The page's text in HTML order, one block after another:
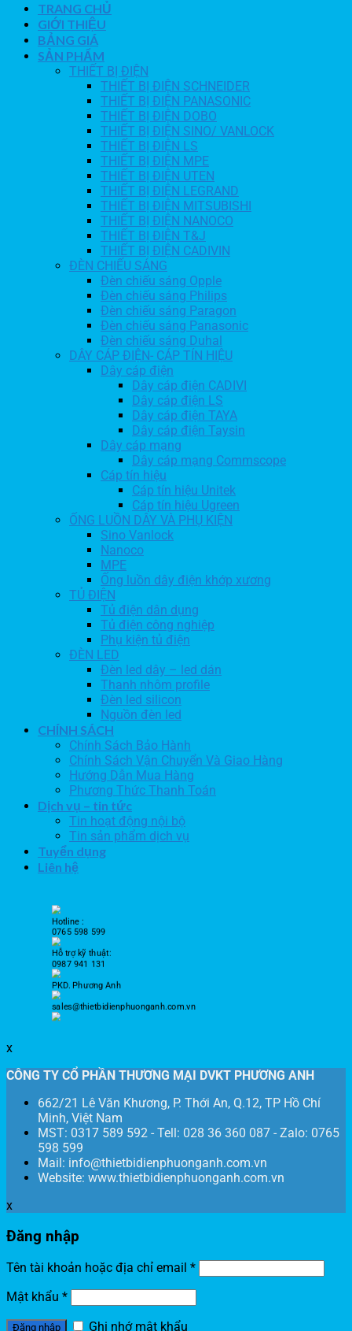
TRANG CHỦ
GIỚI THIỆU
BẢNG GIÁ
SẢN PHẨM
THIẾT BỊ ĐIỆN
THIẾT BỊ ĐIỆN SCHNEIDER
THIẾT BỊ ĐIỆN PANASONIC
THIẾT BỊ ĐIỆN DOBO
THIẾT BỊ ĐIỆN SINO/ VANLOCK
THIẾT BỊ ĐIỆN LS
THIẾT BỊ ĐIỆN MPE
THIẾT BỊ ĐIỆN UTEN
THIẾT BỊ ĐIỆN LEGRAND
THIẾT BỊ ĐIỆN MITSUBISHI
THIẾT BỊ ĐIỆN NANOCO
THIẾT BỊ ĐIỆN T&J
THIẾT BỊ ĐIỆN CADIVIN
ĐÈN CHIẾU SÁNG
Đèn chiếu sáng Opple
Đèn chiếu sáng Philips
Đèn chiếu sáng Paragon
Đèn chiếu sáng Panasonic
Đèn chiếu sáng Duhal
DÂY CÁP ĐIỆN- CÁP TÍN HIỆU
Dây cáp điện
Dây cáp điện CADIVI
Dây cáp điện LS
Dây cáp điện TAYA
Dây cáp điện Taysin
Dây cáp mạng
Dây cáp mạng Commscope
Cáp tín hiệu
Cáp tín hiệu Unitek
Cáp tín hiệu Ugreen
ỐNG LUỒN DÂY VÀ PHỤ KIỆN
Sino Vanlock
Nanoco
MPE
Ống luồn dây điện khớp xương
TỦ ĐIỆN
Tủ điện dân dụng
Tủ điện công nghiệp
Phụ kiện tủ điện
ĐÈN LED
Đèn led dây – led dán
Thanh nhôm profile
Đèn led silicon
Nguồn đèn led
CHÍNH SÁCH
Chính Sách Bảo Hành
Chính Sách Vận Chuyển Và Giao Hàng
Hướng Dẫn Mua Hàng
Phương Thức Thanh Toán
Dịch vụ – tin tức
Tin hoạt động nội bộ
Tin sản phẩm dịch vụ
Tuyển dụng
Liên hệ
Hotline :
0765 598 599
Hỗ trợ kỹ thuật:
0987 941 131
PKD. Phương Anh
sales@thietbidienphuonganh.com.vn
x
CÔNG TY CỔ PHẦN THƯƠNG MẠI DVKT PHƯƠNG ANH
662/21 Lê Văn Khương, P. Thới An, Q.12, TP Hồ Chí
Minh, Việt Nam
MST: 0317 589 592 - Tell: 028 36 360 087 - Zalo: 0765
598 599
Mail: info@thietbidienphuonganh.com.vn
Website: www.thietbidienphuonganh.com.vn
x
Đăng nhập
Tên tài khoản hoặc địa chỉ email *
Mật khẩu *
Đăng nhập Ghi nhớ mật khẩu